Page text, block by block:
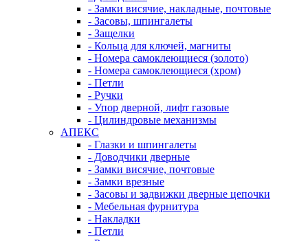
- Замки висячие, накладные, почтовые
- Засовы, шпингалеты
- Защелки
- Кольца для ключей, магниты
- Номера самоклеющиеся (золото)
- Номера самоклеющиеся (хром)
- Петли
- Ручки
- Упор дверной, лифт газовые
- Цилиндровые механизмы
АПЕКС
- Глазки и шпингалеты
- Доводчики дверные
- Замки висячие, почтовые
- Замки врезные
- Засовы и задвижки дверные цепочки
- Мебельная фурнитура
- Накладки
- Петли